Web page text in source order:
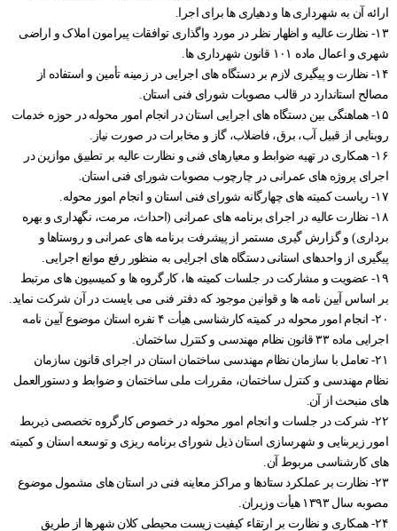
ارائه آن به شهرداری ها و دهیاری ها برای اجرا.
۱۳- نظارت عالیه و اظهار نظر در مورد واگذاری توافقات پیرامون املاک و اراضی
شهری و اعمال ماده ۱۰۱ قانون شهرداری ها.
۱۴- نظارت و پیگیری لازم بر دستگاه های اجرایی در زمینه تأمین و استفاده از
مصالح استاندارد در قالب مصوبات شورای فنی استان.
۱۵- هماهنگی بین دستگاه های اجرایی استان در انجام امور محوله در حوزه خدمات
روبنایی از قبیل آب، برق، فاضلاب، گاز و مخابرات در صورت نیاز.
۱۶- همکاری در تهیه ضوابط و معیارهای فنی و نظارت عالیه بر تطبیق موازین در
اجرای پروژه های عمرانی در چارچوب مصوبات شورای فنی استان.
۱۷- ریاست کمیته های چهارگانه شورای فنی استان و انجام امور محوله.
۱۸- نظارت عالیه در اجرای برنامه های عمرانی (احداث، مرمت، نگهداری و بهره
برداری) و گزارش گیری مستمر از پیشرفت برنامه های عمرانی و روستاها و
پیگیری از واحدهای استانی دستگاه های اجرایی به منظور رفع موانع اجرایی.
۱۹- عضویت و مشارکت در جلسات کمیته ها، کارگروه ها و کمیسیون های مرتبط
بر اساس آیین نامه ها و قوانین موجود که دفتر فنی می بایست در آن شرکت نماید.
۲۰- انجام امور محوله در کمیته کارشناسی هیأت ۴ نفره استان موضوع آیین نامه
اجرایی ماده ۳۳ قانون نظام مهندسی و کنترل ساختمان.
۲۱- تعامل با سازمان نظام مهندسی ساختمان استان در اجرای قانون سازمان
نظام مهندسی و کنترل ساختمان، مقررات ملی ساختمان و ضوابط و دستورالعمل
های منبحث از آن.
۲۲- شرکت در جلسات و انجام امور محوله در خصوص کارگروه تخصصی ذیربط
امور زیربنایی و شهرسازی استان ذیل شورای برنامه ریزی و توسعه استان و کمیته
های کارشناسی مربوط آن.
۲۳- نظارت بر عملکرد ستادها و مراکز معاینه فنی در استان های مشمول موضوع
مصوبه سال ۱۳۹۳ هیأت وزیران.
۲۴- همکاری و نظارت بر ارتقاء کیفیت زیست محیطی کلان شهرها از طریق
درخواست های واحدهای اقتصادی
راهنمای فعالان اقتصادی
چشم انداز استان ایلام
قانون برنامه هفتم توسعه
قوانین عادی
آئین نامه ها
بخشنامه ها
اسناد بالادستی